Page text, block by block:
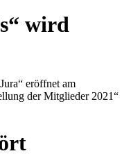
wird
eröffnet am
der Mitglieder 2021“